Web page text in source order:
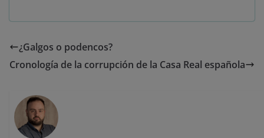
¿Galgos o podencos?
Cronología de la corrupción de la Casa Real española